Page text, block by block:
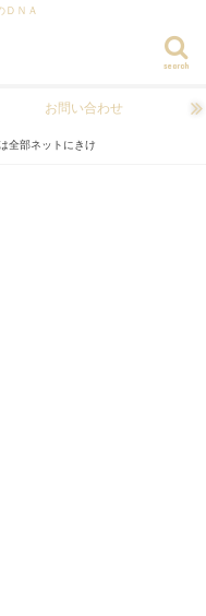
ＤＮＡ
search
お問い合わせ
全部ネットにきけ